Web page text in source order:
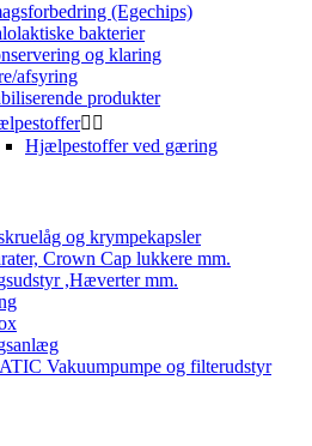
(Egechips)
bakterier
og klaring
afsyring
produkter
 
Hjælpestoffer ved gæring
og krympekapsler
Crown Cap lukkere mm.
,Hæverter mm.
Vakuumpumpe og filterudstyr